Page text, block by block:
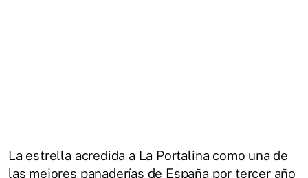
La estrella acredida a La Portalina como una de
las mejores panaderías de España por tercer año